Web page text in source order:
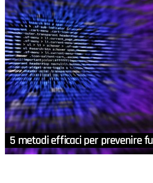
5 metodi efficaci per prevenire